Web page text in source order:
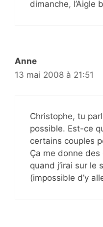
dimanche, l’Aigle
Anne
13 mai 2008 à 21:51
Christophe, tu
possible. Est-ce
certains couples
Ça me donne
quand j’irai sur le
(impossible d’y